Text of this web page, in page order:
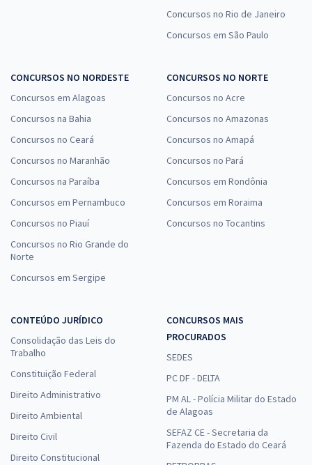
Concursos no Rio de Janeiro
Concursos em São Paulo
CONCURSOS NO NORDESTE
Concursos em Alagoas
Concursos na Bahia
Concursos no Ceará
Concursos no Maranhão
Concursos na Paraíba
Concursos em Pernambuco
Concursos no Piauí
Concursos no Rio Grande do
Norte
Concursos em Sergipe
CONCURSOS NO NORTE
Concursos no Acre
Concursos no Amazonas
Concursos no Amapá
Concursos no Pará
Concursos em Rondônia
Concursos em Roraima
Concursos no Tocantins
CONTEÚDO JURÍDICO
Consolidação das Leis do
Trabalho
Constituição Federal
Direito Administrativo
Direito Ambiental
Direito Civil
Direito Constitucional
CONCURSOS MAIS
PROCURADOS
SEDES
PC DF - DELTA
PM AL - Polícia Militar do Estado
de Alagoas
SEFAZ CE - Secretaria da
Fazenda do Estado do Ceará